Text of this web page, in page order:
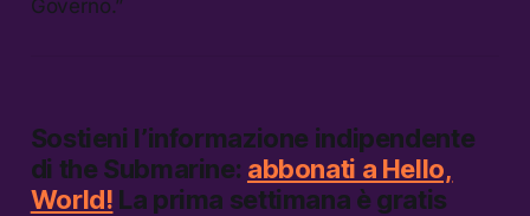
Governo.”
Sostieni l’informazione indipendente
di the Submarine: abbonati a Hello,
World! La prima settimana è gratis